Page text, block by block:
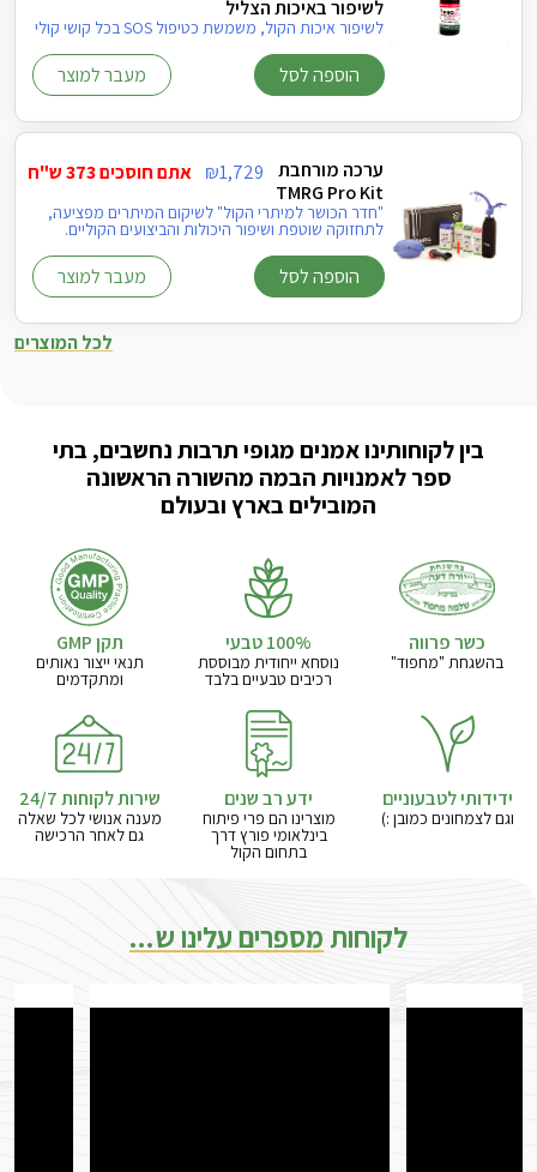
לשיפור באיכות הצליל
לשיפור איכות הקול, משמשת כטיפול SOS בכל קושי קולי
מעבר למוצר הוספה לסל
ערכה מורחבת
TMRG Pro Kit
₪1,729 אתם חוסכים 373 ש"ח
"חדר הכושר למיתרי הקול" לשיקום המיתרים מפציעה,
לתחזוקה שוטפת ושיפור היכולות והביצועים הקוליים.
מעבר למוצר הוספה לסל
לכל המוצרים
בין לקוחותינו אמנים מגופי תרבות נחשבים, בתי
ספר לאמנויות הבמה מהשורה הראשונה
המובילים בארץ ובעולם
כשר פרווה
בהשגחת "מחפוד" נוסחא ייחודית מבוססת
רכיבים טבעיים בלבד
תקן GMP
תנאי ייצור נאותים
ומתקדמים
ידידותי לטבעוניים
וגם לצמחונים כמובן :)
ידע רב שנים
מוצרינו הם פרי פיתוח
בינלאומי פורץ דרך
בתחום הקול
שירות לקוחות 24/7
מענה אנושי לכל שאלה
גם לאחר הרכישה
לקוחות מספרים עלינו ש...